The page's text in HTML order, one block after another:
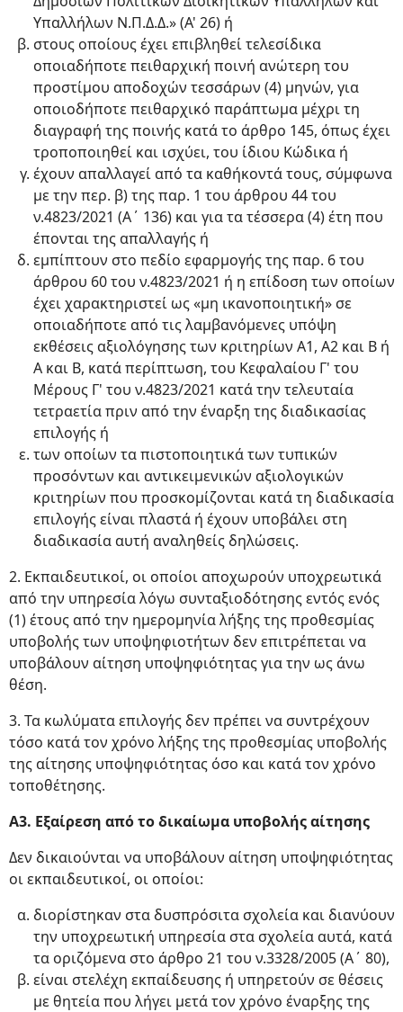
Υπαλλήλων Ν.Π.Δ.Δ.» (Α' 26) ή
στους οποίους έχει επιβληθεί τελεσίδικα
οποιαδήποτε πειθαρχική ποινή ανώτερη του
προστίμου αποδοχών τεσσάρων (4) μηνών, για
οποιοδήποτε πειθαρχικό παράπτωμα μέχρι τη
διαγραφή της ποινής κατά το άρθρο 145, όπως έχει
τροποποιηθεί και ισχύει, του ίδιου Κώδικα ή
έχουν απαλλαγεί από τα καθήκοντά τους, σύμφωνα
με την περ. β) της παρ. 1 του άρθρου 44 του
ν.4823/2021 (Α΄ 136) και για τα τέσσερα (4) έτη που
έπονται της απαλλαγής ή
εμπίπτουν στο πεδίο εφαρμογής της παρ. 6 του
άρθρου 60 του ν.4823/2021 ή η επίδοση των οποίων
έχει χαρακτηριστεί ως «μη ικανοποιητική» σε
οποιαδήποτε από τις λαμβανόμενες υπόψη
εκθέσεις αξιολόγησης των κριτηρίων Α1, Α2 και Β ή
Α και Β, κατά περίπτωση, του Κεφαλαίου Γ' του
Μέρους Γ' του ν.4823/2021 κατά την τελευταία
τετραετία πριν από την έναρξη της διαδικασίας
επιλογής ή
των οποίων τα πιστοποιητικά των τυπικών
προσόντων και αντικειμενικών αξιολογικών
κριτηρίων που προσκομίζονται κατά τη διαδικασία
επιλογής είναι πλαστά ή έχουν υποβάλει στη
διαδικασία αυτή αναληθείς δηλώσεις.
2. Εκπαιδευτικοί, οι οποίοι αποχωρούν υποχρεωτικά
από την υπηρεσία λόγω συνταξιοδότησης εντός ενός
(1) έτους από την ημερομηνία λήξης της προθεσμίας
υποβολής των υποψηφιοτήτων δεν επιτρέπεται να
υποβάλουν αίτηση υποψηφιότητας για την ως άνω
θέση.
3. Τα κωλύματα επιλογής δεν πρέπει να συντρέχουν
τόσο κατά τον χρόνο λήξης της προθεσμίας υποβολής
της αίτησης υποψηφιότητας όσο και κατά τον χρόνο
τοποθέτησης.
Α3. Εξαίρεση από το δικαίωμα υποβολής αίτησης
Δεν δικαιούνται να υποβάλουν αίτηση υποψηφιότητας
οι εκπαιδευτικοί, οι οποίοι:
διορίστηκαν στα δυσπρόσιτα σχολεία και διανύουν
την υποχρεωτική υπηρεσία στα σχολεία αυτά, κατά
τα οριζόμενα στο άρθρο 21 του ν.3328/2005 (Α΄ 80),
είναι στελέχη εκπαίδευσης ή υπηρετούν σε θέσεις
με θητεία που λήγει μετά τον χρόνο έναρξης της